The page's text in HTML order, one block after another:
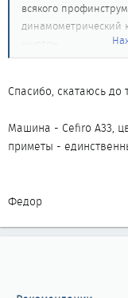
всякого
динамометрический
на метр для свечей.
Спасибо, скатаюсь до
Машина - Cefiro A33,
приметы -
Федор